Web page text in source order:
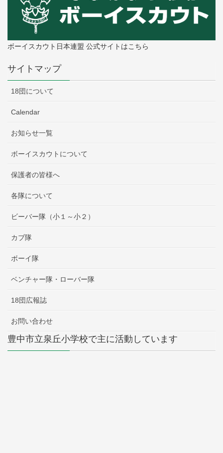
ボーイスカウト日本連盟 公式サイトはこちら
サイトマップ
18団について
Calendar
お知らせ一覧
ボーイスカウトについて
保護者の皆様へ
各隊について
ビーバー隊（小１～小２）
カブ隊
ボーイ隊
ベンチャー隊・ローバー隊
18団広報誌
お問い合わせ
豊中市立泉丘小学校で主に活動しています